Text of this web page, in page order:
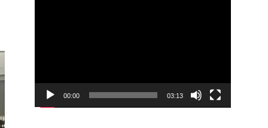
00:00 03:13